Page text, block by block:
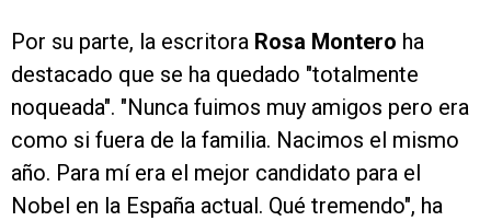
Por su parte, la escritora Rosa Montero ha
destacado que se ha quedado "totalmente
noqueada". "Nunca fuimos muy amigos pero era
como si fuera de la familia. Nacimos el mismo
año. Para mí era el mejor candidato para el
Nobel en la España actual. Qué tremendo", ha